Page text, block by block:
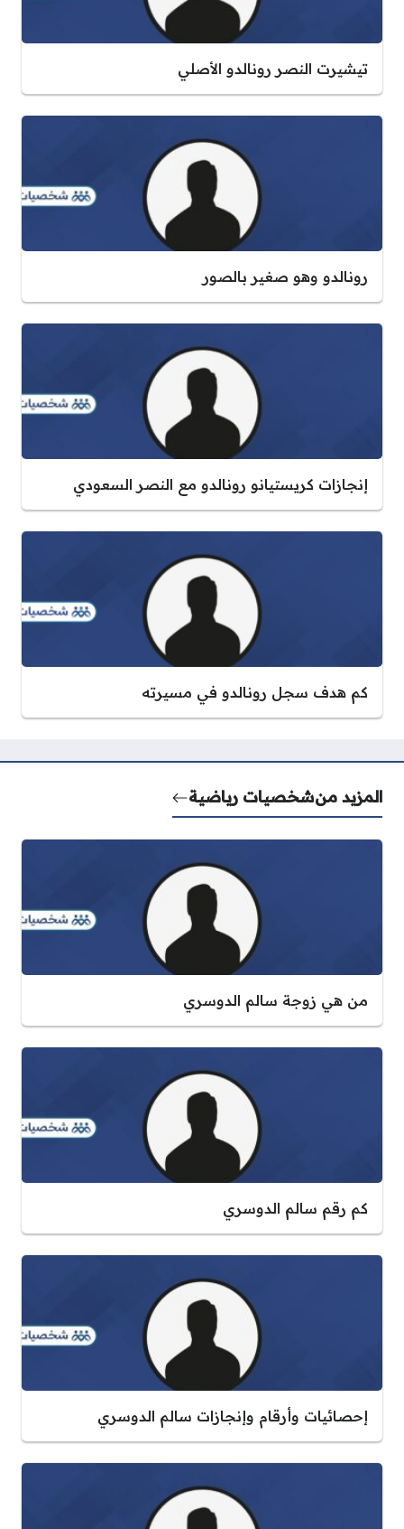
تيشيرت النصر رونالدو الأصلي
رونالدو وهو صغير بالصور
إنجازات كريستيانو رونالدو مع النصر السعودي
كم هدف سجل رونالدو في مسيرته
المزيد منشخصيات رياضية
من هي زوجة سالم الدوسري
كم رقم سالم الدوسري
إحصائيات وأرقام وإنجازات سالم الدوسري